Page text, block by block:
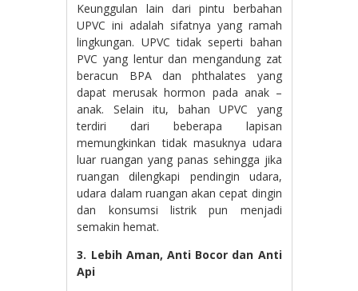
Keunggulan lain dari pintu berbahan
UPVC ini adalah sifatnya yang ramah
lingkungan. UPVC tidak seperti bahan
PVC yang lentur dan mengandung zat
beracun BPA dan phthalates yang
dapat merusak hormon pada anak –
anak. Selain itu, bahan UPVC yang
terdiri dari beberapa lapisan
memungkinkan tidak masuknya udara
luar ruangan yang panas sehingga jika
ruangan dilengkapi pendingin udara,
udara dalam ruangan akan cepat dingin
dan konsumsi listrik pun menjadi
semakin hemat.
3. Lebih Aman, Anti Bocor dan Anti
Api